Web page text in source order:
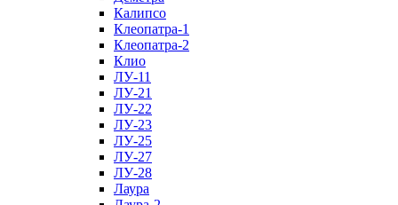
Калипсо
Клеопатра-1
Клеопатра-2
Клио
ЛУ-11
ЛУ-21
ЛУ-22
ЛУ-23
ЛУ-25
ЛУ-27
ЛУ-28
Лаура